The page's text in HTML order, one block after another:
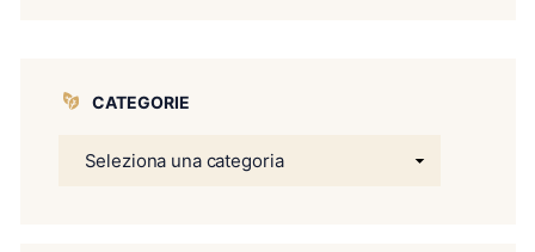
CATEGORIE